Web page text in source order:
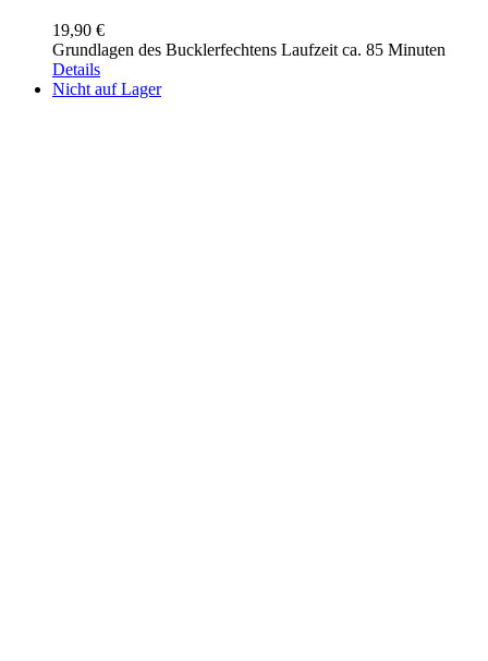
19,90 €
Grundlagen des Bucklerfechtens Laufzeit ca. 85 Minuten
Details
Nicht auf Lager